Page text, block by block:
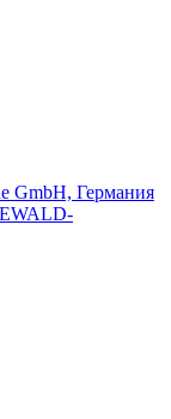
GmbH, Германия